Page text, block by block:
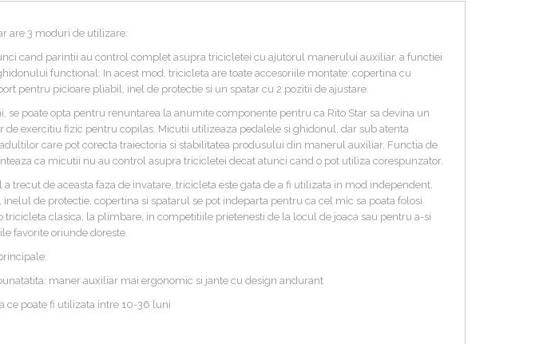
are 3 moduri de utilizare:
cand parintii au control complet asupra tricicletei cu ajutorul manerului auxiliar, a functiei
functional. In acest mod, tricicleta are toate accesoriile montate: copertina cu
pentru picioare pliabil, inel de protectie si un spatar cu 2 pozitii de ajustare.
se poate opta pentru renuntarea la anumite componente pentru ca Rito Star sa devina un
de exercitiu fizic pentru copilas. Micutii utilizeaza pedalele si ghidonul, dar sub atenta
care pot corecta traiectoria si stabilitatea produsului din manerul auxiliar. Functia de
ca micutii nu au control asupra tricicletei decat atunci cand o pot utiliza corespunzator.
a trecut de aceasta faza de invatare, tricicleta este gata de a fi utilizata in mod independent.
inelul de protectie, copertina si spatarul se pot indeparta pentru ca cel mic sa poata folosi
tricicleta clasica, la plimbare, in competitiile prietenesti de la locul de joaca sau pentru a-si
favorite oriunde doreste.
maner auxiliar mai ergonomic si jante cu design andurant
ce poate fi utilizata intre 10-36 luni